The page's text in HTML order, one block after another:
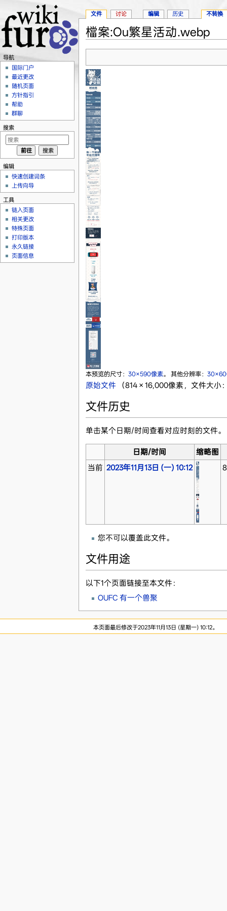
檔案:Ou繁星活动.webp
本预览的尺寸： 30×590像素。 其他分辨率：
原始文件‎ （814 × 16,000像素，文件大
文件历史
单击某个日期/时间查看对应时刻的文件。
日期/时间
缩略图
当前 2023年11月13日 (一) 10:12
您不可以覆盖此文件。
文件用途
以下1个页面链接至本文件：
OUFC 有一个兽聚
文件 讨论 编辑 历史 不转换
导航
国际门户
最近更改
随机页面
方针指引
帮助
群聊
搜索
编辑
快速创建词条
上传向导
工具
链入页面
相关更改
特殊页面
打印版本
永久链接
页面信息
本页面最后修改于2023年11月13日 (星期一) 10:12。